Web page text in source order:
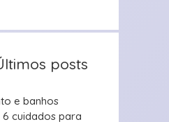
posts
e banhos
6 cuidados para
e banhos
6 cuidados para